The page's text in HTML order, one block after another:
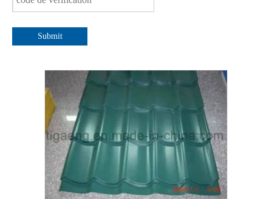
Submit